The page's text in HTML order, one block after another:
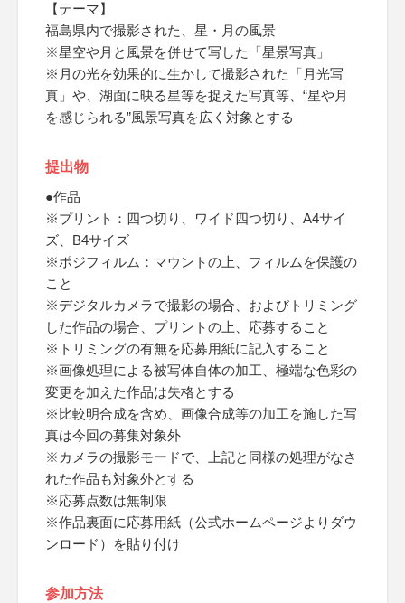
【テーマ】
福島県内で撮影された、星・月の風景
※星空や月と風景を併せて写した「星景写真」
※月の光を効果的に生かして撮影された「月光写
真」や、湖面に映る星等を捉えた写真等、“星や月
を感じられる”風景写真を広く対象とする
提出物
●作品
※プリント：四つ切り、ワイド四つ切り、A4サイ
ズ、B4サイズ
※ポジフィルム：マウントの上、フィルムを保護の
こと
※デジタルカメラで撮影の場合、およびトリミング
した作品の場合、プリントの上、応募すること
※トリミングの有無を応募用紙に記入すること
※画像処理による被写体自体の加工、極端な色彩の
変更を加えた作品は失格とする
※比較明合成を含め、画像合成等の加工を施した写
真は今回の募集対象外
※カメラの撮影モードで、上記と同様の処理がなさ
れた作品も対象外とする
※応募点数は無制限
※作品裏面に応募用紙（公式ホームページよりダウ
ンロード）を貼り付け
参加方法